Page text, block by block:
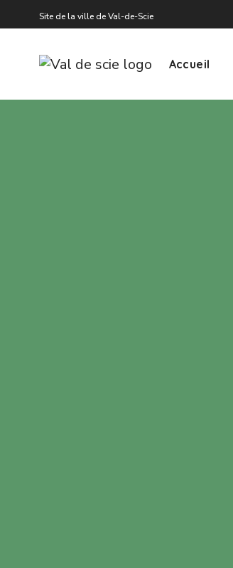
Site de la ville de Val-de-Scie
Accueil